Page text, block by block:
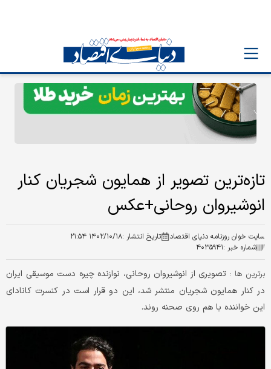
تازه‌ترین تصویر از همایون شجریان کنار
انوشیروان روحانی+عکس
سایت خوان روزنامه دنیای اقتصاد تاریخ انتشار :۱۴۰۲/۱۰/۱۸ ۲۱:۵۴
شماره خبر :۴۰۳۵۹۴۱
برترین ها : تصویری از انوشیروان روحانی، نوازنده چیره دست موسیقی ایران
در کنار همایون شجریان منتشر شد، این دو قرار است در کنسرت کانادای
این خواننده با هم روی صحنه روند.